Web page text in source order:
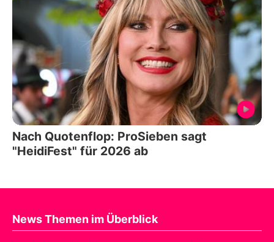
Nach Quotenflop: ProSieben sagt
"HeidiFest" für 2026 ab
News Themen im Überblick